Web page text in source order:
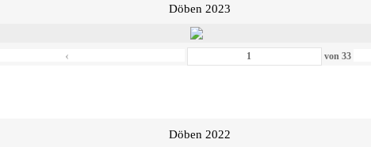
Döben 2023
‹ von33
Döben 2022